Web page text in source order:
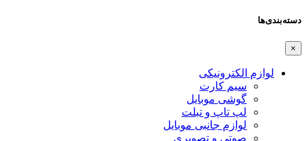
دسته‌بندی‌ها
×
لوازم الکترونیکی
سیم کارت
گوشی موبایل
لپ تاپ و تبلت
لوازم جانبی موبایل
صوتی و تصویری